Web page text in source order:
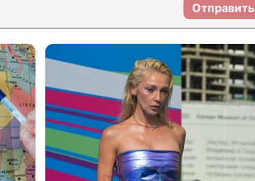
Отправить